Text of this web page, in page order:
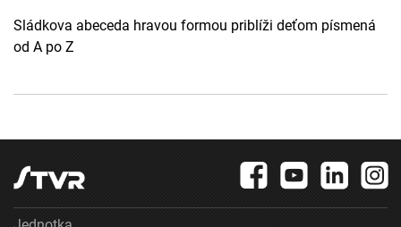
Sládkova abeceda hravou formou priblíži deťom písmená
od A po Z